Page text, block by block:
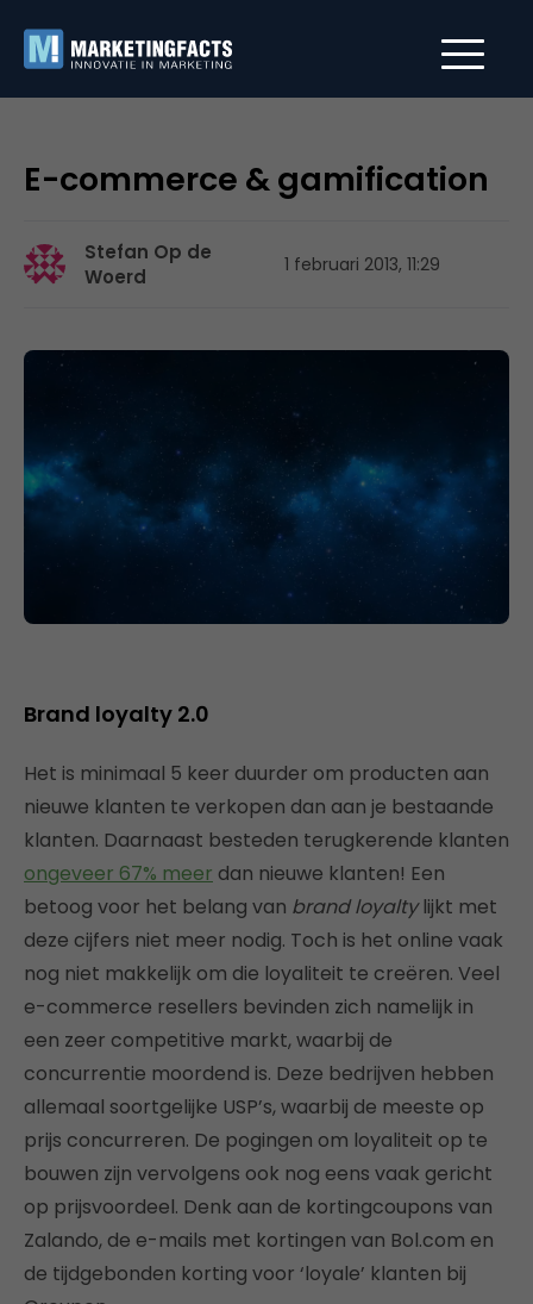
E-commerce & gamification
Stefan Op de
Woerd
1 februari 2013, 11:29
Brand loyalty 2.0
Het is minimaal 5 keer duurder om producten aan
nieuwe klanten te verkopen dan aan je bestaande
klanten. Daarnaast besteden terugkerende klanten
ongeveer 67% meer dan nieuwe klanten! Een
betoog voor het belang van brand loyaltylijkt met
deze cijfers niet meer nodig. Toch is het online vaak
nog niet makkelijk om die loyaliteit te creëren. Veel
e-commerce resellers bevinden zich namelijk in
een zeer competitive markt, waarbij de
concurrentie moordend is. Deze bedrijven hebben
allemaal soortgelijke USP’s, waarbij de meeste op
prijs concurreren. De pogingen om loyaliteit op te
bouwen zijn vervolgens ook nog eens vaak gericht
op prijsvoordeel. Denk aan de kortingcoupons van
Zalando, de e-mails met kortingen van Bol.com en
de tijdgebonden korting voor ‘loyale’ klanten bij